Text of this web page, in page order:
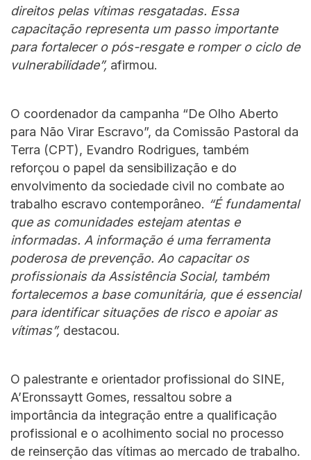
direitos pelas vítimas resgatadas. Essa
capacitação representa um passo importante
para fortalecer o pós-resgate e romper o ciclo de
vulnerabilidade”, afirmou.
O coordenador da campanha “De Olho Aberto
para Não Virar Escravo”, da Comissão Pastoral da
Terra (CPT), Evandro Rodrigues, também
reforçou o papel da sensibilização e do
envolvimento da sociedade civil no combate ao
trabalho escravo contemporâneo. “É fundamental
que as comunidades estejam atentas e
informadas. A informação é uma ferramenta
poderosa de prevenção. Ao capacitar os
profissionais da Assistência Social, também
fortalecemos a base comunitária, que é essencial
para identificar situações de risco e apoiar as
vítimas”, destacou.
O palestrante e orientador profissional do SINE,
A’Eronssaytt Gomes, ressaltou sobre a
importância da integração entre a qualificação
profissional e o acolhimento social no processo
de reinserção das vítimas ao mercado de trabalho.